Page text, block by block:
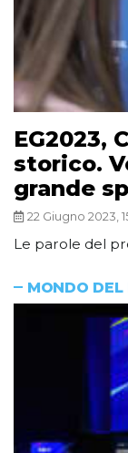
EG2023,
storico.
grande
22 Giugno 2023,
Le parole del
MONDO DEL